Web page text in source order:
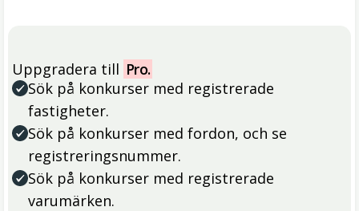
Uppgradera till Pro.
Sök på konkurser med registrerade
fastigheter.
Sök på konkurser med fordon, och se
registreringsnummer.
Sök på konkurser med registrerade
varumärken.